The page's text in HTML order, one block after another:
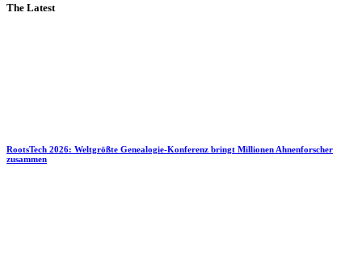
The Latest
RootsTech 2026: Weltgrößte Genealogie-Konferenz bringt Millionen Ahnenforscher
zusammen